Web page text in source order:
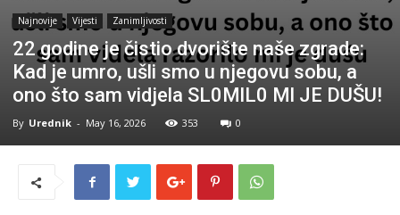
Najnovije Vijesti Zanimljivosti
22 godine je čistio dvorište naše zgrade:
Kad je umro, ušli smo u njegovu sobu, a
ono što sam vidjela SL0MlL0 Ml JE DUŠU!
By Urednik - May 16, 2026 353 0